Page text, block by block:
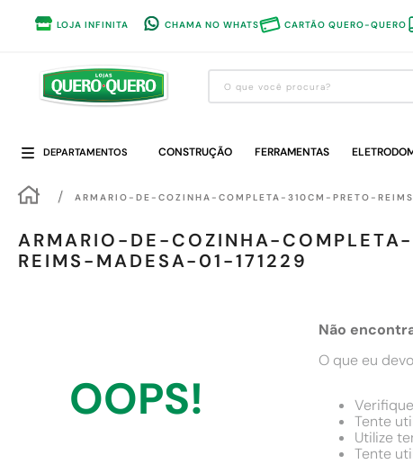
LOJA INFINITA CHAMA NO WHATS CARTÃO QUERO-QUERO
O que você procura?
DEPARTAMENTOS CONSTRUÇÃO FERRAMENTAS
ARMARIO-DE-COZINHA-COMPLETA-310CM-PRETO-
ARMARIO-DE-COZINHA-
REIMS-MADESA-01-171229
OOPS!
Não
O que eu
Tente
Utilize
Tente
1º
guarda roupa
4 º sofa